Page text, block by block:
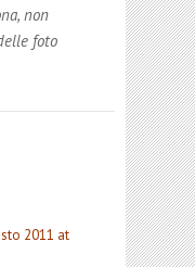
non
foto
2011 at